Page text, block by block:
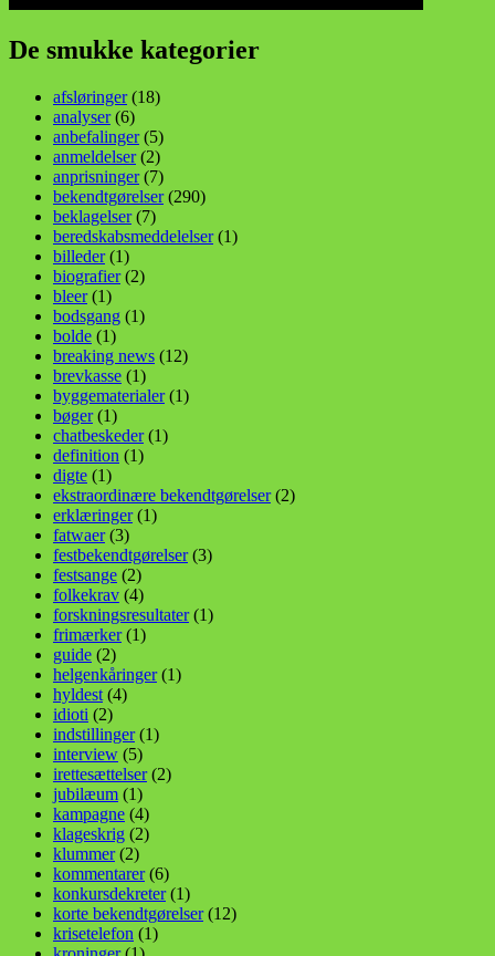
De smukke kategorier
afsløringer(18)
analyser(6)
anbefalinger(5)
anmeldelser(2)
anprisninger(7)
bekendtgørelser(290)
beklagelser(7)
beredskabsmeddelelser(1)
billeder(1)
biografier(2)
bleer(1)
bodsgang (1)
bolde (1)
breaking news (12)
brevkasse (1)
byggematerialer(1)
bøger(1)
chatbeskeder(1)
definition (1)
digte (1)
ekstraordinære bekendtgørelser(2)
erklæringer(1)
fatwaer(3)
festbekendtgørelser(3)
festsange (2)
folkekrav (4)
forskningsresultater(1)
frimærker(1)
guide (2)
helgenkåringer(1)
hyldest (4)
idioti (2)
indstillinger(1)
interview (5)
irettesættelser(2)
jubilæum (1)
kampagne (4)
klageskrig (2)
klummer(2)
kommentarer(6)
konkursdekreter(1)
korte bekendtgørelser(12)
krisetelefon (1)